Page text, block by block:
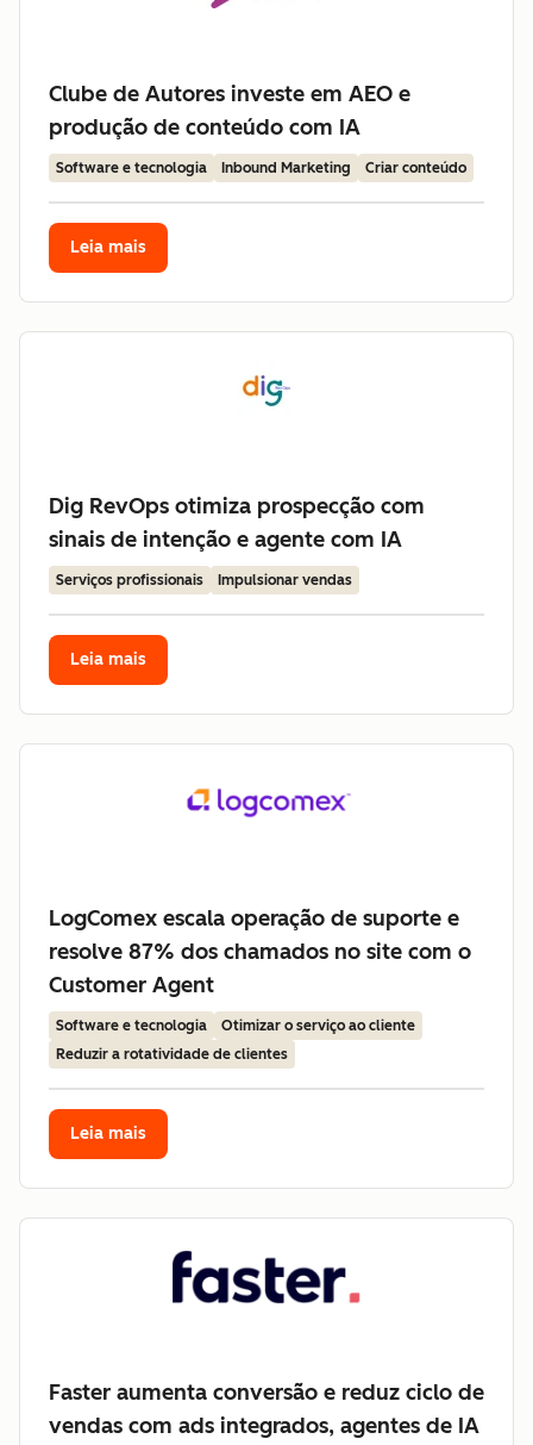
Clube de Autores investe em AEO e
produção de conteúdo com IA
Software e tecnologia Inbound Marketing Criar conteúdo
Leia mais
Dig RevOps otimiza prospecção com
sinais de intenção e agente com IA
Serviços profissionais Impulsionar vendas
Leia mais
LogComex escala operação de suporte e
resolve 87% dos chamados no site com o
Customer Agent
Software e tecnologia
Otimizar o serviço ao cliente
Reduzir a rotatividade de clientes
Leia mais
Faster aumenta conversão e reduz ciclo de
vendas com ads integrados, agentes de IA